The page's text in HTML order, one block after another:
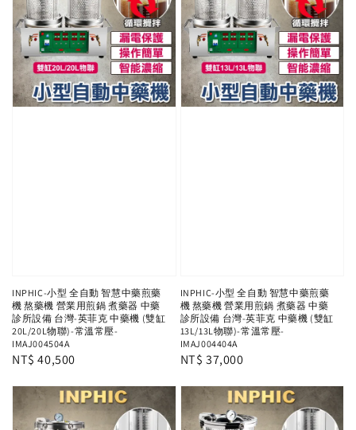
INPHIC-小型 全自動 智慧中藥煎藥
機 熬藥機 營業用煎鍋 煮藥器 中藥
診所設備 台灣-英菲克 中藥機 (雙缸
20L/20L物聯)-常溫常壓-
IMAJ004504A
Regular
NT$ 40,500
INPHIC-小型 全自動 智慧中藥煎藥
機 熬藥機 營業用煎鍋 煮藥器 中藥
診所設備 台灣-英菲克 中藥機 (雙缸
13L/13L物聯)-常溫常壓-
IMAJ004404A
Regular
NT$ 37,000